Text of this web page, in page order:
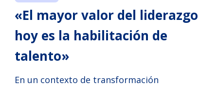
«El mayor valor del liderazgo
hoy es la habilitación de
talento»
En un contexto de transformación